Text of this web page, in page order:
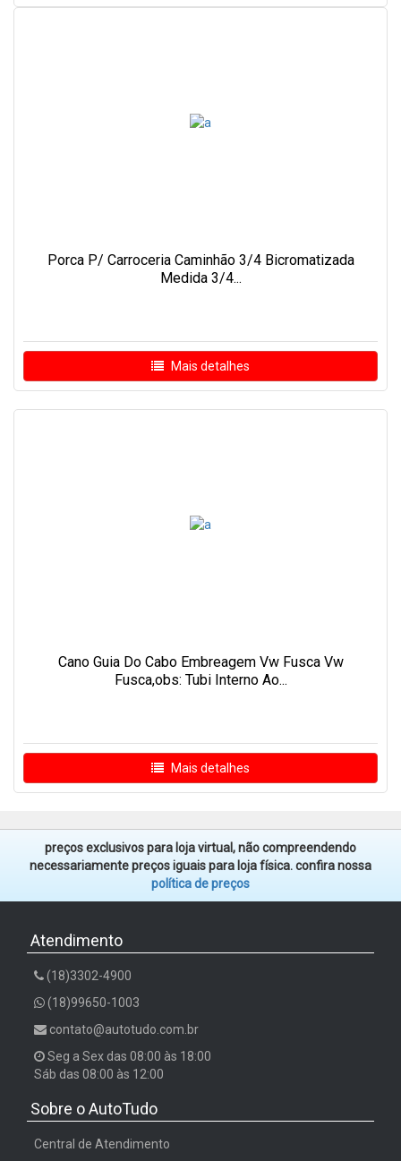
Porca P/ Carroceria Caminhão 3/4 Bicromatizada
Medida 3/4...
Mais detalhes
Cano Guia Do Cabo Embreagem Vw Fusca Vw
Fusca,obs: Tubi Interno Ao...
Mais detalhes
preços exclusivos para loja virtual, não compreendendo
necessariamente preços iguais para loja física. confira nossa
política de preços
Atendimento
(18)3302-4900
(18)99650-1003
contato@autotudo.com.br
Seg a Sex das 08:00 às 18:00
Sáb das 08:00 às 12:00
Sobre o AutoTudo
Central de Atendimento